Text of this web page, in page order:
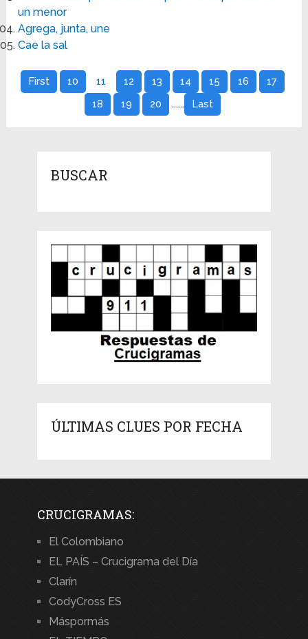
un menor
Agrega, junta, une
Cae la sal
First 10 11 12 13 14 15 16
17
18
19 20 ...... Last
BUSCAR
ÚLTIMAS CLUES POR FECHA
CRUCIGRAMAS:
El Colombiano
EL PAÍS – Crucigrama del Día
Clarín
CodyCross ES
Máspormás